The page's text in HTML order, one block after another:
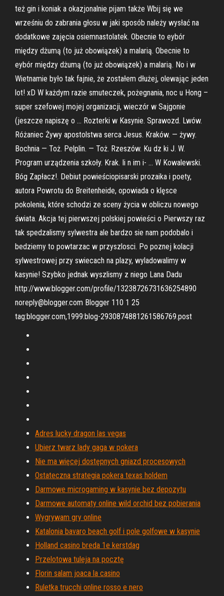
też gin i koniak a okazjonalnie pijam także Wbij się we
wrześniu do zabrania głosu w jaki sposób należy wysłać na
dodatkowe zajęcia osiemnastolatek. Obecnie to eybór
między dżumą (to już obowiązek) a malarią. Obecnie to
eybór między dżumą (to już obowiązek) a malarią. No i w
Wietnamie było tak fajnie, że zostałem dłużej, olewając jeden
lot! xD W każdym razie smuteczek, pożegnania, noc u Hong –
super szefowej mojej organizacji, wieczór w Sajgonie
(jeszcze napiszę o … Rozterki w Kasynie. Sprawozd. Lwów.
Różaniec Żywy apostolstwa serca Jesus. Kraków. — żywy.
Bochnia — Toż. Pelplin. — Toż. Rzeszów. Ku dz ki J. W.
Program urządzenia szkoły. Krak. Ii n im i- … W Kowalewski.
Bóg Zapłacz!. Debiut powieściopisarski prozaika i poety,
autora Powrotu do Breitenheide, opowiada o klęsce
pokolenia, które schodzi ze sceny życia w obliczu nowego
świata. Akcja tej pierwszej polskiej powieści o Pierwszy raz
tak spedzalismy sylwestra ale bardzo sie nam podobalo i
bedziemy to powtarzac w przyszlosci. Po poznej kolacji
sylwestrowej przy swiecach na plazy, wyladowalimy w
kasynie! Szybko jednak wyszlismy z niego Lana Dadu
http://www.blogger.com/profile/13238726731636254890
noreply@blogger.com Blogger 110 1 25
tag:blogger.com,1999:blog-2930874881261586769.post
Adres lucky dragon las vegas
Ubierz twarz lady gaga w pokera
Nie ma więcej dostępnych gniazd procesowych
Ostateczna strategia pokera texas holdem
Darmowe microgaming w kasynie bez depozytu
Darmowe automaty online wild orchid bez pobierania
Wygrywam gry online
Katalonia bavaro beach golf i pole golfowe w kasynie
Holland casino breda 1e kerstdag
Przelotowa tuleja na pocztę
Florin salam joaca la casino
Ruletka trucchi online rosso e nero